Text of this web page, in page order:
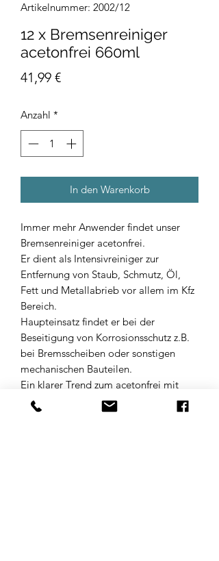
Artikelnummer: 2002/12
12 x Bremsenreiniger
acetonfrei 660ml
41,99 €Preis
Anzahl *
In den Warenkorb
Immer mehr Anwender findet unser
Bremsenreiniger acetonfrei.
Er dient als Intensivreiniger zur
Entfernung von Staub, Schmutz, Öl,
Fett und Metallabrieb vor allem im Kfz
Bereich.
Haupteinsatz findet er bei der
Beseitigung von Korrosionsschutz z.B.
bei Bremsscheiben oder sonstigen
mechanischen Bauteilen.
Ein klarer Trend zum acetonfrei mit
weiterhin hervorragenden
Arbeitsergebnis in der Anwendung